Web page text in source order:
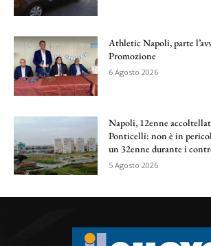
Athletic Napoli, parte
Promozione
6 Agosto 2026
Napoli, 12enne
Ponticelli: non è in
un 32enne durante i
5 Agosto 2026